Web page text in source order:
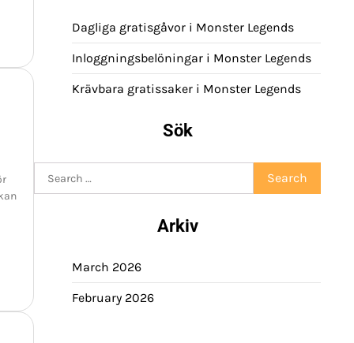
Dagliga gratisgåvor i Monster Legends
Inloggningsbelöningar i Monster Legends
Krävbara gratissaker i Monster Legends
Sök
for:
Arkiv
March 2026
February 2026